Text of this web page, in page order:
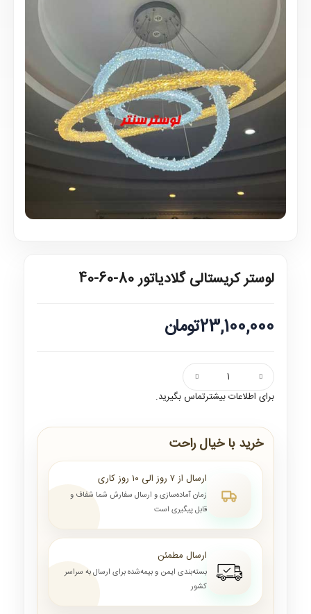
لوستر کریستالی گلادیاتور 80-60-40
23,100,000تومان
برای اطلاعات بیشترتماس بگیرید.
خرید با خیال راحت
ارسال از ۷ روز الی ۱۰ روز کاری
زمان آماده‌سازی و ارسال سفارش شما شفاف و
قابل پیگیری است
ارسال مطمئن
بسته‌بندی ایمن و بیمه‌شده برای ارسال به سراسر
کشور